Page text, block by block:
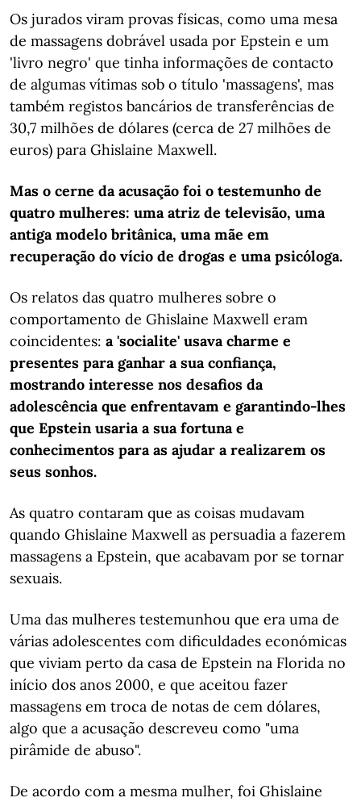
Os jurados viram provas físicas, como uma mesa
de massagens dobrável usada por Epstein e um
'livro negro' que tinha informações de contacto
de algumas vítimas sob o título 'massagens', mas
também registos bancários de transferências de
30,7 milhões de dólares (cerca de 27 milhões de
euros) para Ghislaine Maxwell.
Mas o cerne da acusação foi o testemunho de
quatro mulheres: uma atriz de televisão, uma
antiga modelo britânica, uma mãe em
recuperação do vício de drogas e uma psicóloga.
Os relatos das quatro mulheres sobre o
comportamento de Ghislaine Maxwell eram
coincidentes: a 'socialite' usava charme e
presentes para ganhar a sua confiança,
mostrando interesse nos desafios da
adolescência que enfrentavam e garantindo-lhes
que Epstein usaria a sua fortuna e
conhecimentos para as ajudar a realizarem os
seus sonhos.
As quatro contaram que as coisas mudavam
quando Ghislaine Maxwell as persuadia a fazerem
massagens a Epstein, que acabavam por se tornar
sexuais.
Uma das mulheres testemunhou que era uma de
várias adolescentes com dificuldades económicas
que viviam perto da casa de Epstein na Florida no
início dos anos 2000, e que aceitou fazer
massagens em troca de notas de cem dólares,
algo que a acusação descreveu como "uma
pirâmide de abuso".
De acordo com a mesma mulher, foi Ghislaine